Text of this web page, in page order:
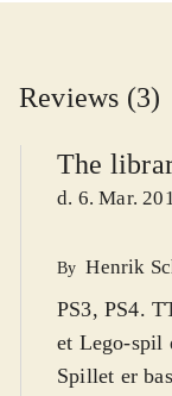
Reviews (3)
The
d. 6. Mar.
By Henrik
PS3, PS4.
et Lego-spil
Spillet er